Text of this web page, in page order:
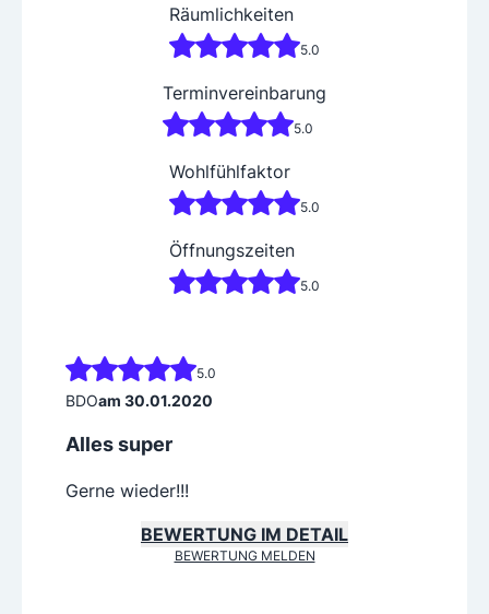
Räumlichkeiten
5.0
Terminvereinbarung
5.0
Wohlfühlfaktor
5.0
Öffnungszeiten
5.0
5.0
BDOam 30.01.2020
Alles super
Gerne wieder!!!
BEWERTUNG IM DETAIL
BEWERTUNG MELDEN